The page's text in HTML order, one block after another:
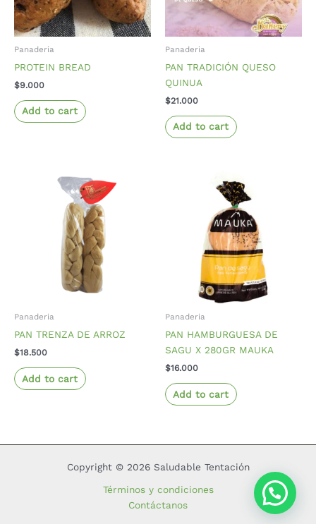
Panaderia
PROTEIN BREAD
$9.000
Add to cart
Panaderia
PAN TRADICIÓN QUESO
QUINUA
$21.000
Add to cart
Panaderia
PAN TRENZA DE ARROZ
$18.500
Add to cart
Panaderia
PAN HAMBURGUESA DE
SAGU X 280GR MAUKA
$16.000
Add to cart
Copyright © 2026 Saludable Tentación
Términos y condiciones
Contáctanos